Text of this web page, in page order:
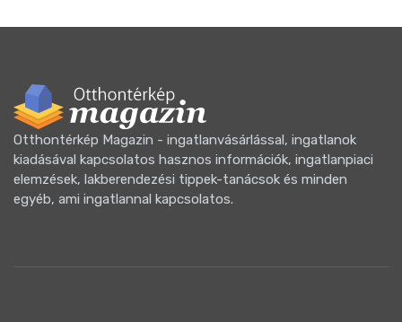
Otthontérkép Magazin - ingatlanvásárlással, ingatlanok
kiadásával kapcsolatos hasznos információk, ingatlanpiaci
elemzések, lakberendezési tippek-tanácsok és minden
egyéb, ami ingatlannal kapcsolatos.